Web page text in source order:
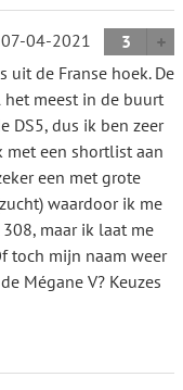
07-04-2021
3
uit de Franse hoek. De
meest in de buurt
DS5, dus ik ben zeer
een shortlist aan
een met grote
waardoor ik me
maar ik laat me
toch mijn naam weer
Mégane V? Keuzes